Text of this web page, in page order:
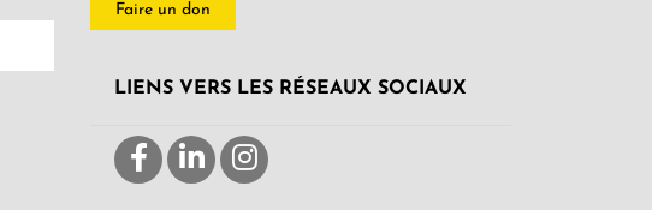
Faire un don
LIENS VERS LES RÉSEAUX SOCIAUX